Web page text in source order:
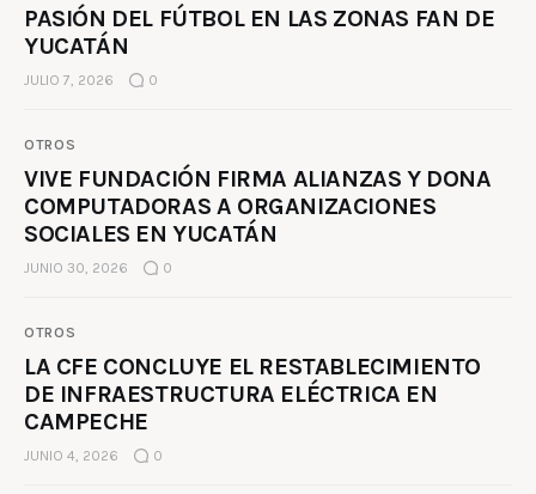
PASIÓN DEL FÚTBOL EN LAS ZONAS FAN DE
YUCATÁN
JULIO 7, 2026 0
OTROS
VIVE FUNDACIÓN FIRMA ALIANZAS Y DONA
COMPUTADORAS A ORGANIZACIONES
SOCIALES EN YUCATÁN
JUNIO 30, 2026 0
OTROS
LA CFE CONCLUYE EL RESTABLECIMIENTO
DE INFRAESTRUCTURA ELÉCTRICA EN
CAMPECHE
JUNIO 4, 2026 0